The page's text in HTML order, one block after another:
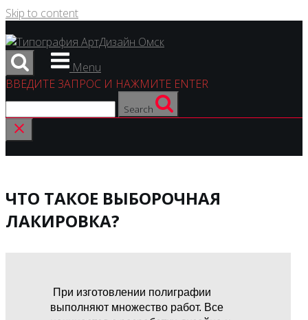
Skip to content
Menu
ВВЕДИТЕ ЗАПРОС И НАЖМИТЕ ENTER
Search
ЧТО ТАКОЕ ВЫБОРОЧНАЯ
ЛАКИРОВКА?
При изготовлении полиграфии
выполняют множество работ. Все